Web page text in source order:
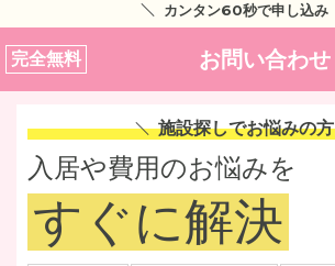
カンタン60秒で申し込み
完全無料 お問い合わせ
施設探しでお悩みの方
入居や費用のお悩みを
すぐに解決